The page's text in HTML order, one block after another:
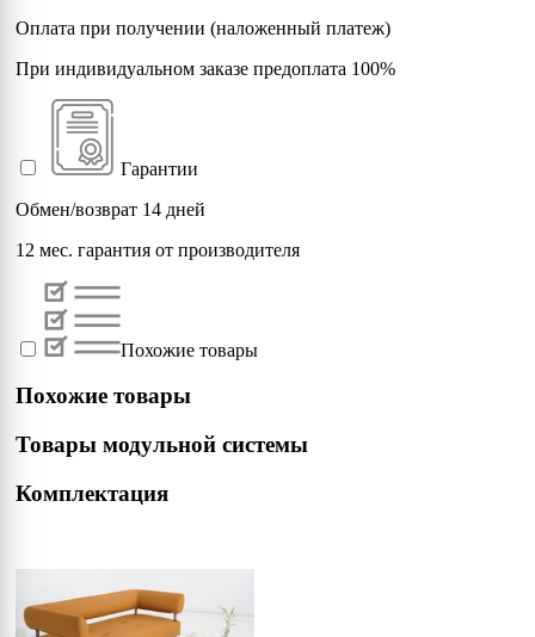
Оплата при получении (наложенный платеж)
При индивидуальном заказе предоплата 100%
Гарантии
Обмен/возврат 14 дней
12 мес. гарантия от производителя
Похожие товары
Похожие товары
Товары модульной системы
Комплектация